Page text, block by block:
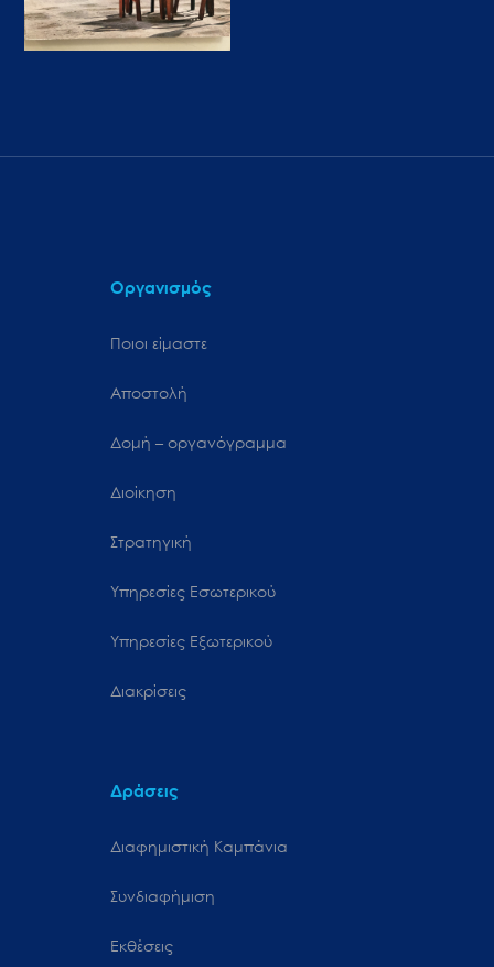
Οργανισμός
Ποιοι είμαστε
Αποστολή
Δομή – οργανόγραμμα
Διοίκηση
Στρατηγική
Υπηρεσίες Εσωτερικού
Υπηρεσίες Εξωτερικού
Διακρίσεις
Δράσεις
Διαφημιστική Καμπάνια
Συνδιαφήμιση
Εκθέσεις